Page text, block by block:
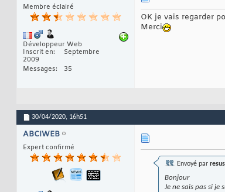
Membre éclairé
Développeur Web
Inscrit en
Septembre
2009
Messages
35
OK je vais regarder
Merci
30/04/2020, 16h51
ABCIWEB
Expert confirmé
Envoyé par resus
Bonjour
Je ne sais pas si